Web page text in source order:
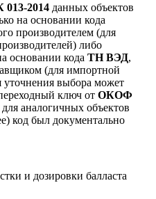
2014 данных объектов
на основании кода
производителем (для
либо
основании кода ТН ВЭД,
(для импортной
выбора может
ключ от ОКОФ
для аналогичных объектов
код был документально
и дозировки балласта